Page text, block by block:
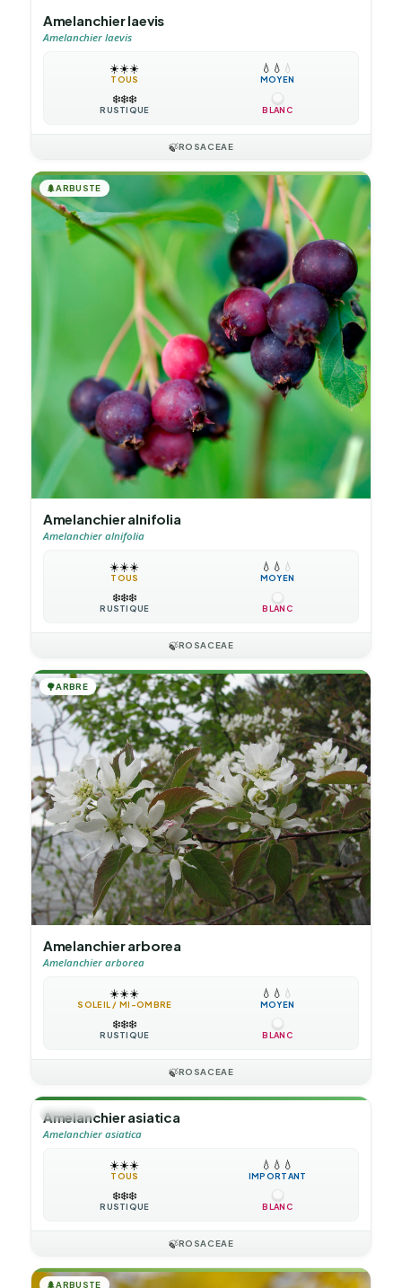
Amelanchier laevis
Amelanchier laevis
☀️☀️☀️
TOUS
💧 💧 💧
MOYEN
❄️❄️❄️
RUSTIQUE BLANC
🍃ROSACEAE
🌲ARBUSTE
Amelanchier alnifolia
Amelanchier alnifolia
☀️☀️☀️
TOUS
💧 💧 💧
MOYEN
❄️❄️❄️
RUSTIQUE BLANC
🍃ROSACEAE
🌳ARBRE
Amelanchier arborea
Amelanchier arborea
☀️☀️☀️
SOLEIL / MI-OMBRE
💧 💧 💧
MOYEN
❄️❄️❄️
RUSTIQUE BLANC
🍃ROSACEAE
🌳ARBRE
Amelanchier asiatica
Amelanchier asiatica
☀️☀️☀️
TOUS
💧 💧 💧
IMPORTANT
❄️❄️❄️
RUSTIQUE BLANC
🍃ROSACEAE
🌲ARBUSTE